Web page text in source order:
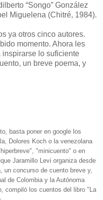
“Songo” González
Miguelena (Chitré, 1984).
ya otros cinco autores.
momento. Ahora les
inspirarse lo suficiente
un breve poema, y
basta poner en google los
Dolores Koch o la venezolana
"minicuento" o en
Jaramillo Levi organiza desde
un concurso de cuento breve y,
de Colombia y la Autónoma
compiló los cuentos del libro "La